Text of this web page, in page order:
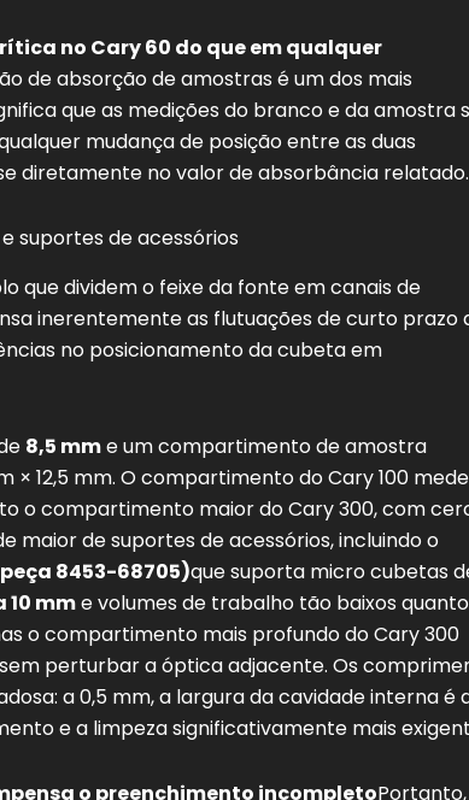
no Cary 60 do que em qualquer
de absorção de amostras é um dos mais
que as medições do branco e da amostra
mudança de posição entre as duas
diretamente no valor de absorbância relatado.
suportes de acessórios
que dividem o feixe da fonte em canais de
inerentemente as flutuações de curto prazo
no posicionamento da cubeta em
8,5 mme um compartimento de amostra
12,5 mm. O compartimento do Cary 100 mede
o compartimento maior do Cary 300, com
maior de suportes de acessórios, incluindo o
8453-68705)que suporta micro cubetas
10 mme volumes de trabalho tão baixos quanto
o compartimento mais profundo do Cary 300
perturbar a óptica adjacente. Os
a 0,5 mm, a largura da cavidade interna é
e a limpeza significativamente mais
o preenchimento incompleto